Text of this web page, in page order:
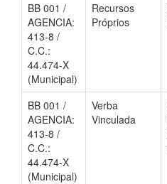
BB 001 /
AGENCIA:
413-8 /
C.C.:
44.474-X
(Municipal)
Recursos
Próprios
BB 001 /
AGENCIA:
413-8 /
C.C.:
44.474-X
(Municipal)
Verba
Vinculada